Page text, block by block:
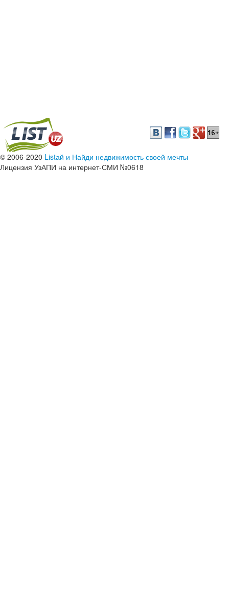
© 2006-2020 Listай и Найди недвижимость своей мечты
Лицензия УзАПИ на интернет-СМИ №0618